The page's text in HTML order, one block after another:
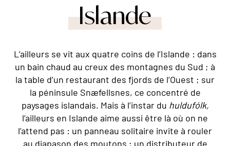
Islande
L’ailleurs se vit aux quatre coins de l’Islande : dans
un bain chaud au creux des montagnes du Sud ; à
la table d’un restaurant des fjords de l’Ouest ; sur
la péninsule Snæfellsnes, ce concentré de
paysages islandais. Mais à l’instar du huldufólk,
l’ailleurs en Islande aime aussi être là où on ne
l’attend pas : un panneau solitaire invite à rouler
au diapason des moutons ; un distributeur de